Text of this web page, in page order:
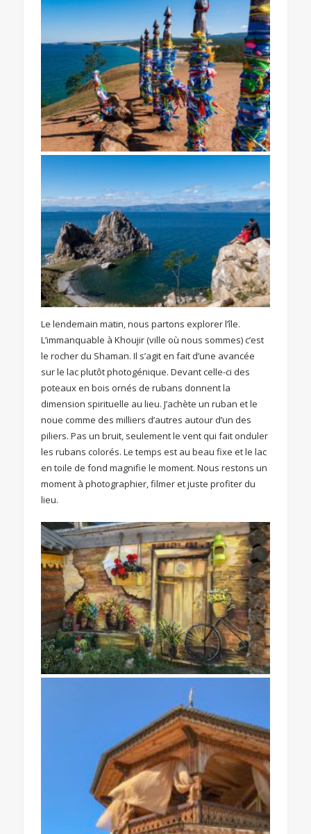
Le lendemain matin, nous partons explorer l’île.
L’immanquable à Khoujir (ville où nous sommes) c’est
le rocher du Shaman. Il s’agit en fait d’une avancée
sur le lac plutôt photogénique. Devant celle-ci des
poteaux en bois ornés de rubans donnent la
dimension spirituelle au lieu. J’achète un ruban et le
noue comme des milliers d’autres autour d’un des
piliers. Pas un bruit, seulement le vent qui fait onduler
les rubans colorés. Le temps est au beau fixe et le lac
en toile de fond magnifie le moment. Nous restons un
moment à photographier, filmer et juste profiter du
lieu.